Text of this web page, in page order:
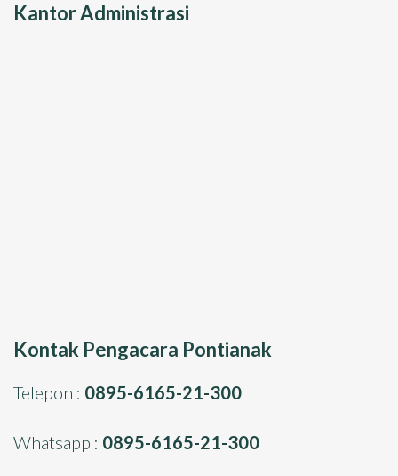
Kantor Administrasi
Kontak Pengacara Pontianak
Telepon : 0895-6165-21-300
Whatsapp : 0895-6165-21-300